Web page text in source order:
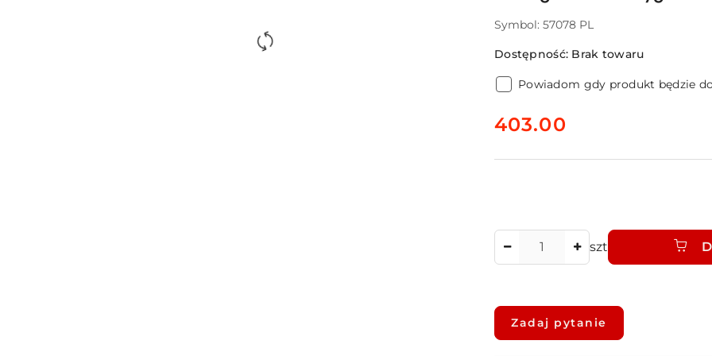
Symbol: 57078 PL
Dostępność: Brak towaru
Powiadom gdy produkt będzie
cena:
403.00
szt
Dostępność
i
Zadaj pytanie